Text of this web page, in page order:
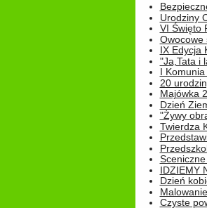
Urodziny
VI Święto
Owocowe
IX Edycja
"Ja,Tata i
I
20
Majówka
Dzień
"Żywy
Twierdza
IDZIEMY
Dzień
Czyste